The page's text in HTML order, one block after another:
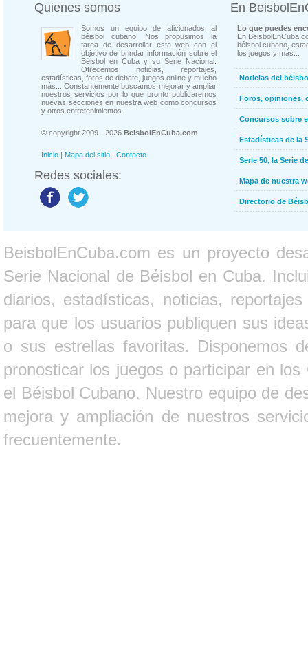
Quienes somos
Somos un equipo de aficionados al
béisbol cubano. Nos propusimos la
tarea de desarrollar esta web con el
objetivo de brindar información sobre el
Béisbol en Cuba y su Serie Nacional.
Ofrecemos noticias, reportajes,
estadísticas, foros de debate, juegos online y mucho
más... Constantemente buscamos mejorar y ampliar
nuestros servicios por lo que pronto publicaremos
nuevas secciones en nuestra web como concursos
y otros entretenimientos.
© copyright 2009 - 2026 BeisbolEnCuba.com
Inicio | Mapa del sitio | Contacto
Redes sociales:
En
Lo que puedes
En
béisbol cubano,
los juegos y más...
Noticias del
Foros, opiniones,
Concursos sobre
Estadísticas de la
Serie 50, la Serie
Mapa de nuestra
Directorio de
BeisbolEnCuba.com es un proyecto
Serie Nacional de Béisbol en Cuba.
diarios, estadísticas, noticias,
para que los usuarios publiquen sus
o sus estrellas favoritas. Disponemos
pronosticar los juegos o participar en
el Béisbol Cubano. Nuestro equipo de
mejora y ampliación de nuestros
frecuentemente.